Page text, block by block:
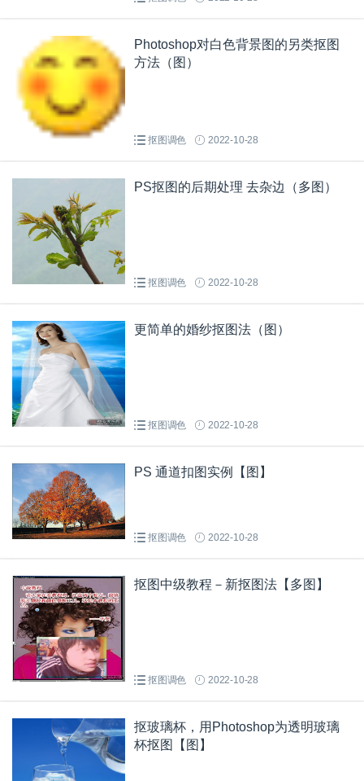
Photoshop对白色背景图的另类抠图
方法（图）
抠图调色 2022-10-28
PS抠图的后期处理 去杂边（多图）
抠图调色 2022-10-28
更简单的婚纱抠图法（图）
抠图调色 2022-10-28
PS 通道扣图实例【图】
抠图调色 2022-10-28
抠图中级教程－新抠图法【多图】
抠图调色 2022-10-28
抠玻璃杯，用Photoshop为透明玻璃
杯抠图【图】